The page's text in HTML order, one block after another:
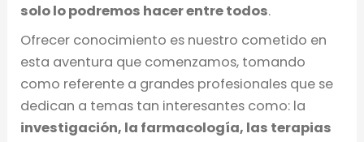
solo lo podremos hacer entre todos.
Ofrecer conocimiento es nuestro cometido en
esta aventura que comenzamos, tomando
como referente a grandes profesionales que se
dedican a temas tan interesantes como: la
investigación, la farmacología, las terapias